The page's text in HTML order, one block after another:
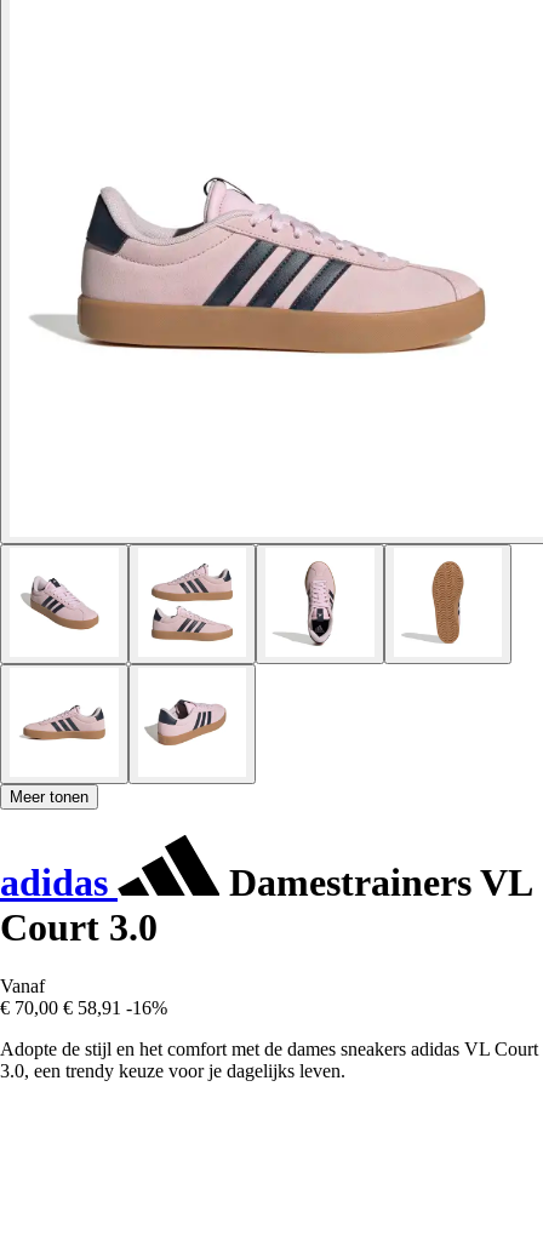
Meer tonen
adidas
Damestrainers VL
Court 3.0
Vanaf
€ 70,00 € 58,91 -16%
Adopte de stijl en het comfort met de dames sneakers adidas VL Court
3.0, een trendy keuze voor je dagelijks leven.